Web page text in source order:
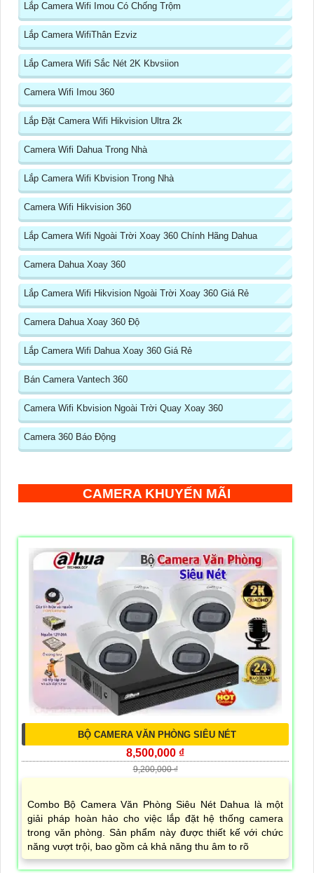
Lắp Camera Wifi Imou Có Chống Trộm
Lắp Camera WifiThân Ezviz
Lắp Camera Wifi Sắc Nét 2K Kbvsiion
Camera Wifi Imou 360
Lắp Đặt Camera Wifi Hikvision Ultra 2k
Camera Wifi Dahua Trong Nhà
Lắp Camera Wifi Kbvision Trong Nhà
Camera Wifi Hikvision 360
Lắp Camera Wifi Ngoài Trời Xoay 360 Chính Hãng Dahua
Camera Dahua Xoay 360
Lắp Camera Wifi Hikvision Ngoài Trời Xoay 360 Giá Rẻ
Camera Dahua Xoay 360 Độ
Lắp Camera Wifi Dahua Xoay 360 Giá Rẻ
Bán Camera Vantech 360
Camera Wifi Kbvision Ngoài Trời Quay Xoay 360
Camera 360 Báo Động
CAMERA KHUYẾN MÃI
BỘ CAMERA VĂN PHÒNG SIÊU NÉT
8,500,000 ₫
9,200,000 ₫
Combo Bộ Camera Văn Phòng Siêu Nét Dahua là một
giải pháp hoàn hảo cho việc lắp đặt hệ thống camera
trong văn phòng. Sản phẩm này được thiết kế với chức
năng vượt trội, bao gồm cả khả năng thu âm to rõ